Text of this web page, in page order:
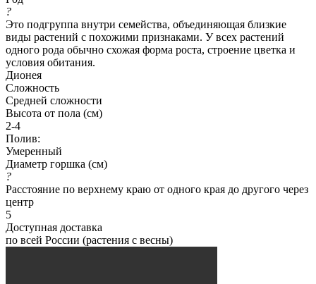
?
Это подгруппа внутри семейства, объединяющая близкие
виды растений с похожими признаками. У всех растений
одного рода обычно схожая форма роста, строение цветка и
условия обитания.
Дионея
Сложность
Средней сложности
Высота от пола (см)
2-4
Полив:
Умеренный
Диаметр горшка (см)
?
Расстояние по верхнему краю от одного края до другого через
центр
5
Доступная доставка
по всей России (растения с весны)